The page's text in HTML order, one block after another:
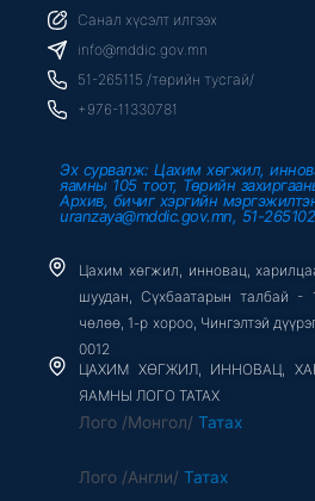
b
o
o
k
f
t
r
u
e
Санал хүсэлт илгээх
info@mddic.gov.mn
51-265115 /төрийн тусгай/
+976-11330781
Эх сурвалж: Цахим хөгжил,
яамны 105 тоот, Төрийн
Архив, бичиг хэргийн
uranzaya@mddic.gov.mn, 51-265102
Цахим хөгжил, инновац,
шуудан, Сүхбаатарын талбай -
чөлөө, 1-р хороо, Чингэлтэй
0012
ЦАХИМ ХӨГЖИЛ, ИННОВАЦ,
ЯАМНЫ ЛОГО ТАТАХ
Лого /Монгол/ Татах
Лого /Англи/ Татах